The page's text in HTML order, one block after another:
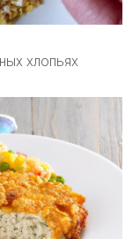
хлопьях